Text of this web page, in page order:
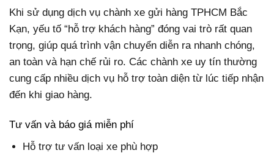
Khi sử dụng dịch vụ chành xe gửi hàng TPHCM Bắc
Kạn, yếu tố “hỗ trợ khách hàng” đóng vai trò rất quan
trọng, giúp quá trình vận chuyển diễn ra nhanh chóng,
an toàn và hạn chế rủi ro. Các chành xe uy tín thường
cung cấp nhiều dịch vụ hỗ trợ toàn diện từ lúc tiếp nhận
đến khi giao hàng.
Tư vấn và báo giá miễn phí
Hỗ trợ tư vấn loại xe phù hợp